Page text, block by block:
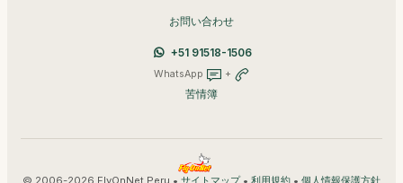
お問い合わせ
+51 91518-1506
WhatsApp +
苦情簿
© 2006-2026 FlyOnNet Peru • • •